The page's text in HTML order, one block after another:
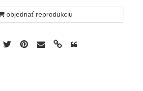
objednať reprodukciu